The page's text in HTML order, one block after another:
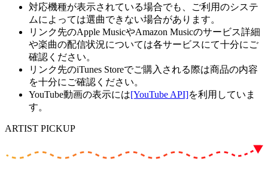
対応機種が表示されている場合でも、ご利用のシステ
ムによっては選曲できない場合があります。
リンク先のApple MusicやAmazon Musicのサービス詳細
や楽曲の配信状況については各サービスにて十分にご
確認ください。
リンク先のiTunes Storeでご購入される際は商品の内容
を十分にご確認ください。
YouTube動画の表示には[YouTube API]を利用していま
す。
ARTIST PICKUP